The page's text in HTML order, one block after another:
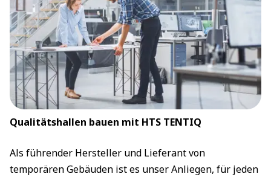
Qualitätshallen bauen mit HTS TENTIQ
Als führender Hersteller und Lieferant von
temporären Gebäuden ist es unser Anliegen, für jeden